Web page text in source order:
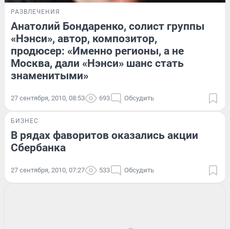
РАЗВЛЕЧЕНИЯ
Анатолий Бондаренко, солист группы
«Нэнси», автор, композитор,
продюсер: «Именно регионы, а не
Москва, дали «Нэнси» шанс стать
знаменитыми»
27 сентября, 2010, 08:53 693 Обсудить
БИЗНЕС
В рядах фаворитов оказались акции
Сбербанка
27 сентября, 2010, 07:27 533 Обсудить